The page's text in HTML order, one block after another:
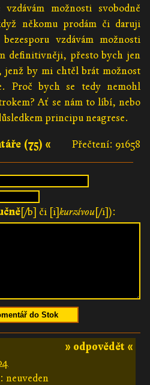
možnosti svobodně
někomu prodám či daruji
vzdávám možnosti
definitivněji, přesto bych jen
jenž by mi chtěl brát možnost
Proč bych se tedy nemohl
Ať se nám to líbí, nebo
principu neagrese.
Přečtení: 91658
(75) «
[/b] či [i]kurzívou[/i]):
do Stok
» odpovědět «
neuveden